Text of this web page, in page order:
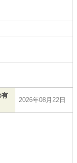
有
2026年08月22日